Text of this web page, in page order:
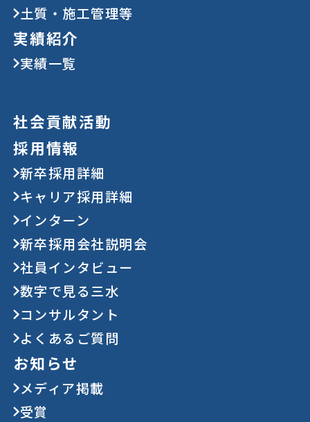
土質・施工管理等
実績紹介
実績一覧
社会貢献活動
採用情報
新卒採用詳細
キャリア採用詳細
インターン
新卒採用会社説明会
社員インタビュー
数字で見る三水
コンサルタント
よくあるご質問
お知らせ
メディア掲載
受賞